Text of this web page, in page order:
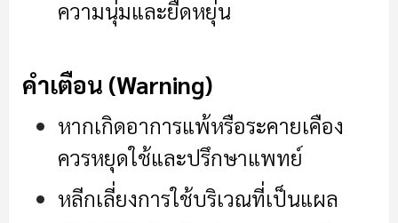
ความนุ่มและยืดหยุ่น
คำเตือน (Warning)
หากเกิดอาการแพ้หรือระคายเคือง
ควรหยุดใช้และปรึกษาแพทย์
หลีกเลี่ยงการใช้บริเวณที่เป็นแผล